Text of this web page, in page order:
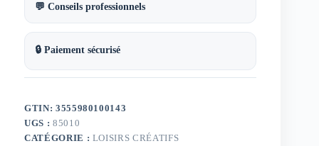
💬 Conseils professionnels
🔒 Paiement sécurisé
GTIN: 3555980100143
UGS : 85010
CATÉGORIE : LOISIRS CRÉATIFS